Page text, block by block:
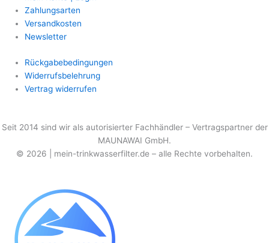
Zahlungsarten
Versandkosten
Newsletter
Rückgabebedingungen
Widerrufsbelehrung
Vertrag widerrufen
Seit 2014 sind wir als autorisierterFachhändler – Vertragspartner der
MAUNAWAI GmbH.
© 2026 | mein-trinkwasserfilter.de – alle Rechte vorbehalten.